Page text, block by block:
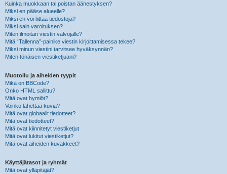
Kuinka muokkaan tai poistan äänestyksen?
Miksi en pääse alueelle?
Miksi en voi liittää tiedostoja?
Miksi sain varoituksen?
Miten ilmoitan viestin valvojalle?
Mitä “Tallenna”-painike viestin kirjoittamisessa tekee?
Miksi minun viestini tarvitsee hyväksynnän?
Miten tönäisen viestiketjuani?
Muotoilu ja aiheiden tyypit
Mikä on BBCode?
Onko HTML sallittu?
Mitä ovat hymiöt?
Voinko lähettää kuvia?
Mitä ovat globaalit tiedotteet?
Mitä ovat tiedotteet?
Mitä ovat kiinnitetyt viestiketjut
Mitä ovat lukitut viestiketjut?
Mitä ovat aiheiden kuvakkeet?
Käyttäjätasot ja ryhmät
Mitä ovat ylläpitäjät?